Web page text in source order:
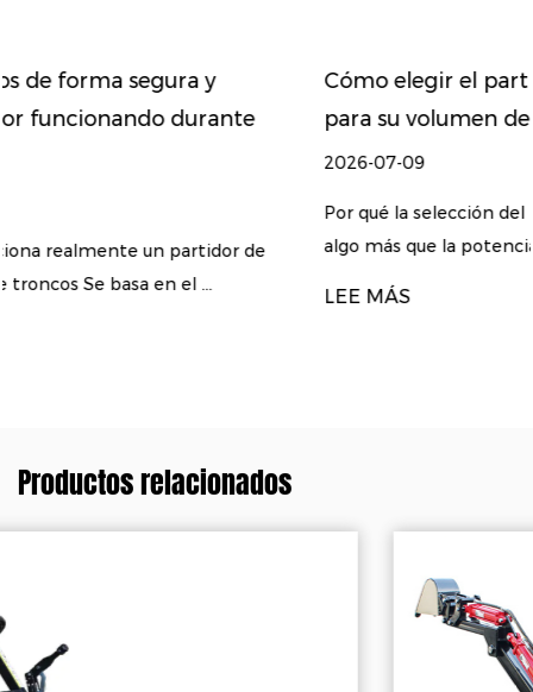
de
Cómo elegir el partidor de troncos
para su volumen de leña y tipo de
Por qué la selección del partidor de troncos
algo más que la potencia A partidor d...
LEE MÁS
Productos relacionados